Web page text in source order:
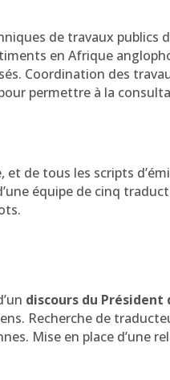
de travaux publics
en Afrique
Coordination des
permettre à la
de tous les scripts
équipe de cinq
discours du Président
Recherche de
Mise en place d’une